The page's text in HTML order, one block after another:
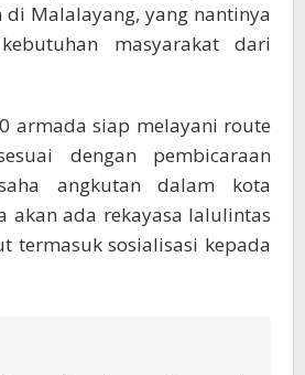
di Malalayang, yang nantinya
masyarakat dari
armada siap melayani route
dengan pembicaraan
angkutan dalam kota
akan ada rekayasa lalulintas
termasuk sosialisasi kepada